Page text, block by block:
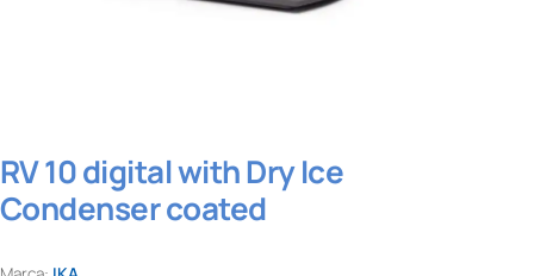
RV 10 digital with Dry Ice
Condenser coated